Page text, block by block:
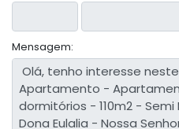
Mensagem: